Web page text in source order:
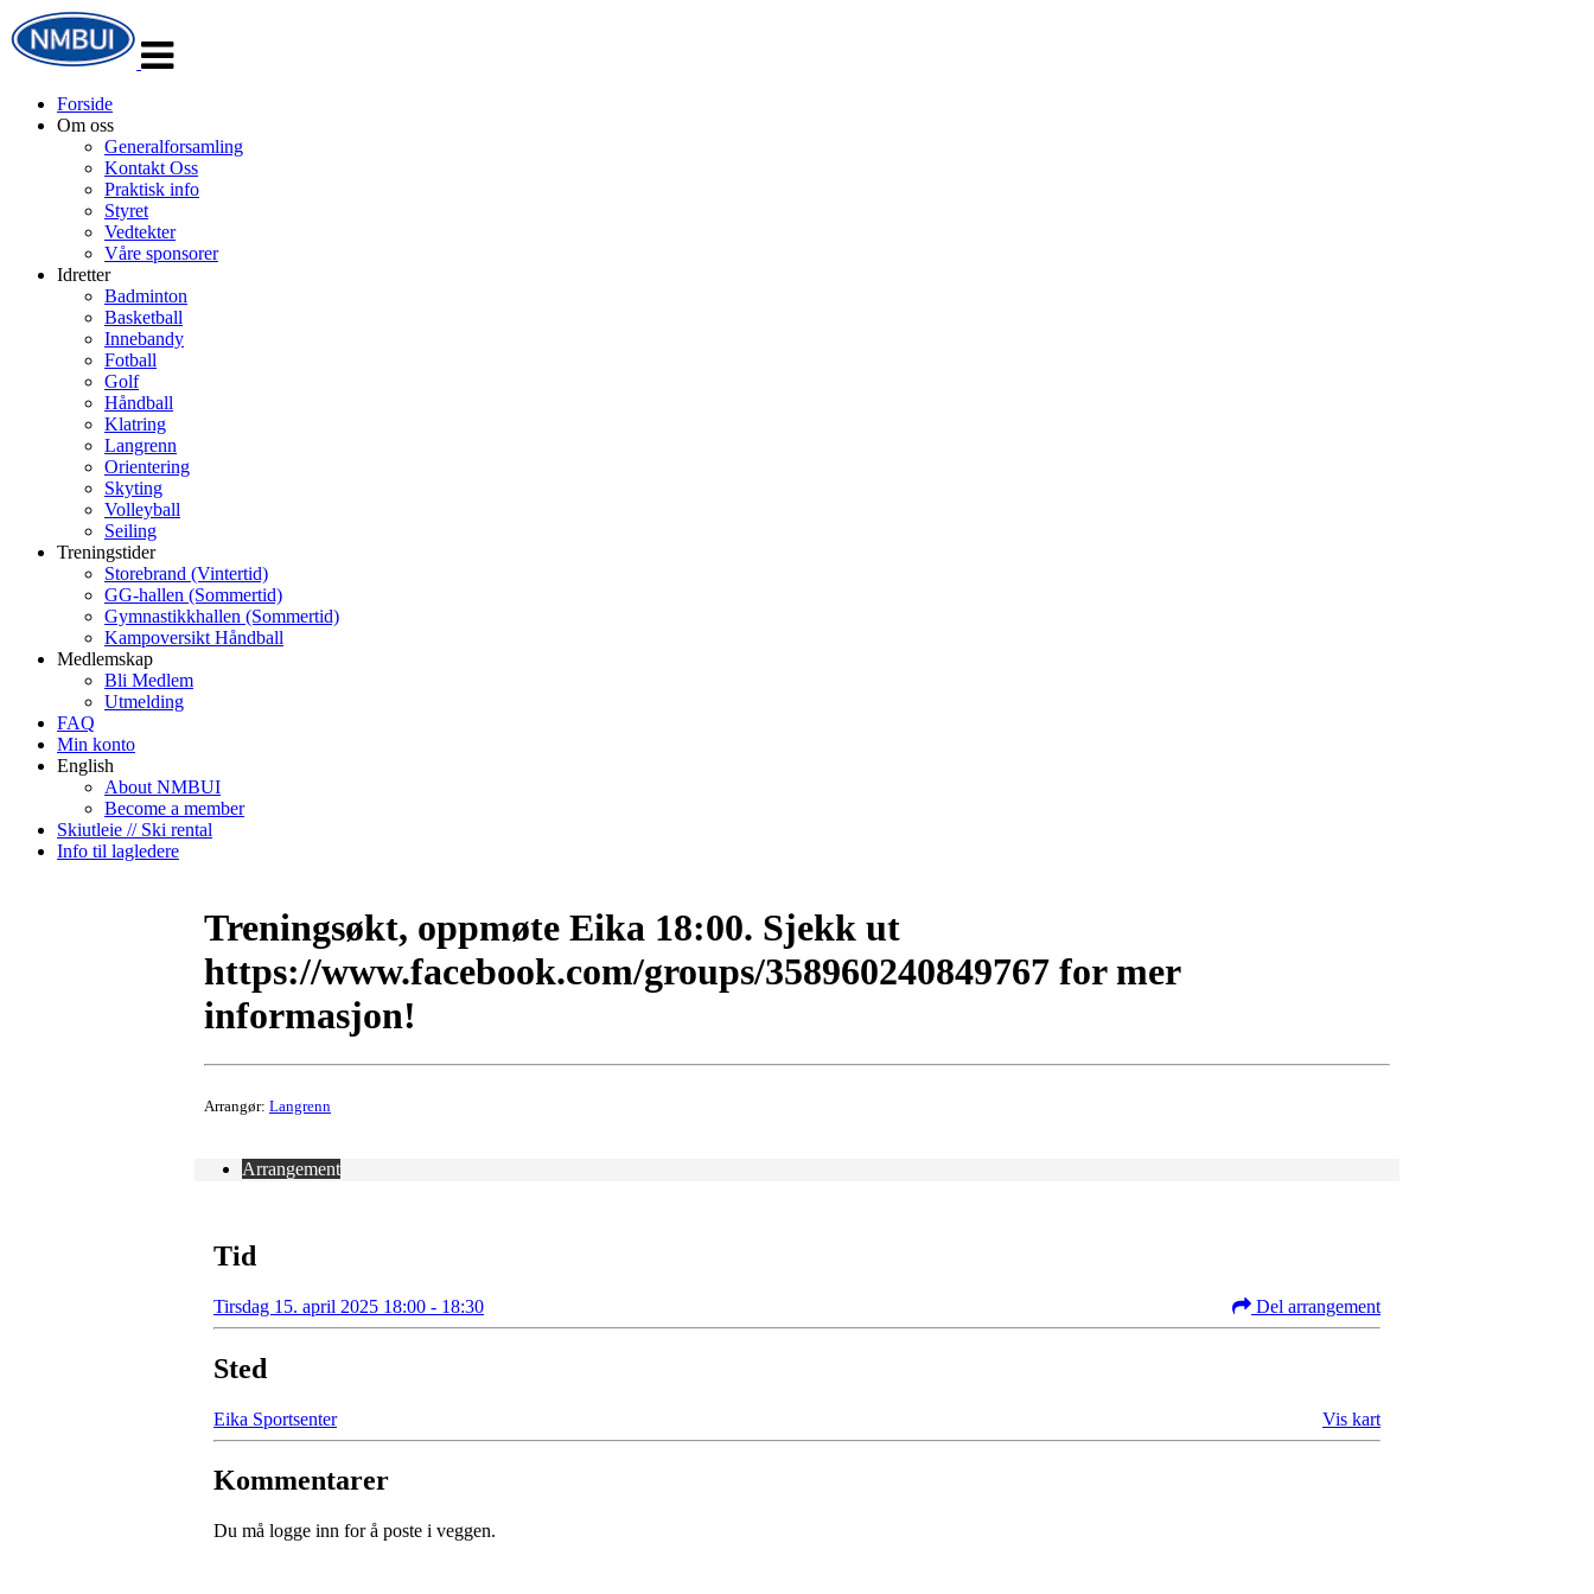
navigasjon
Forside
Om oss
Generalforsamling
Kontakt Oss
Praktisk info
Styret
Vedtekter
Våre sponsorer
Idretter
Badminton
Basketball
Innebandy
Fotball
Golf
Håndball
Klatring
Langrenn
Orientering
Skyting
Volleyball
Seiling
Treningstider
Storebrand (Vintertid)
GG-hallen (Sommertid)
Gymnastikkhallen (Sommertid)
Kampoversikt Håndball
Medlemskap
Bli Medlem
Utmelding
FAQ
Min konto
English
About NMBUI
Become a member
Skiutleie // Ski rental
Info til lagledere
Treningsøkt, oppmøte Eika 18:00. Sjekk ut
https://www.facebook.com/groups/358960240849767 for mer
informasjon!
Arrangør: Langrenn
Arrangement
Tid
Tirsdag 15. april 2025 18:00 - 18:30 Del arrangement
Sted
Eika Sportsenter Vis kart
Kommentarer
Du må logge inn for å poste i veggen.